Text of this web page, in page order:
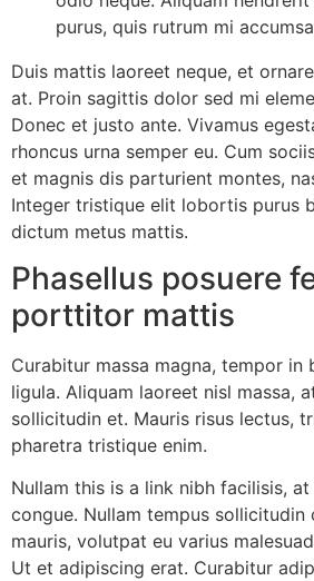
purus, quis rutrum mi
Duis mattis laoreet neque, et
at. Proin sagittis dolor sed mi
Donec et justo ante. Vivamus
rhoncus urna semper eu. Cum
et magnis dis parturient montes,
Integer tristique elit lobortis purus
dictum metus mattis.
Phasellus posuere
porttitor mattis
Curabitur massa magna, tempor
ligula. Aliquam laoreet nisl massa,
sollicitudin et. Mauris risus lectus,
pharetra tristique enim.
Nullam this is a link nibh facilisis,
congue. Nullam tempus sollicitudin
mauris, volutpat eu varius
Ut et adipiscing erat. Curabitur